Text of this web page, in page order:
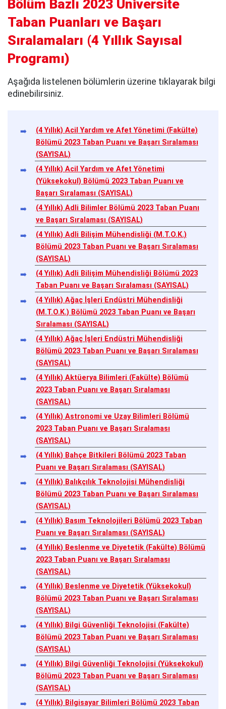
Bölüm Bazlı 2023 Üniversite
Taban Puanları ve Başarı
Sıralamaları (4 Yıllık Sayısal
Programı)
Aşağıda listelenen bölümlerin üzerine tıklayarak bilgi
edinebilirsiniz.
(4 Yıllık) Acil Yardım ve Afet Yönetimi (Fakülte)
Bölümü 2023 Taban Puanı ve Başarı Sıralaması
(SAYISAL)
(4 Yıllık) Acil Yardım ve Afet Yönetimi
(Yüksekokul) Bölümü 2023 Taban Puanı ve
Başarı Sıralaması (SAYISAL)
(4 Yıllık) Adli Bilimler Bölümü 2023 Taban Puanı
ve Başarı Sıralaması (SAYISAL)
(4 Yıllık) Adli Bilişim Mühendisliği (M.T.O.K.)
Bölümü 2023 Taban Puanı ve Başarı Sıralaması
(SAYISAL)
(4 Yıllık) Adli Bilişim Mühendisliği Bölümü 2023
Taban Puanı ve Başarı Sıralaması (SAYISAL)
(4 Yıllık) Ağaç İşleri Endüstri Mühendisliği
(M.T.O.K.) Bölümü 2023 Taban Puanı ve Başarı
Sıralaması (SAYISAL)
(4 Yıllık) Ağaç İşleri Endüstri Mühendisliği
Bölümü 2023 Taban Puanı ve Başarı Sıralaması
(SAYISAL)
(4 Yıllık) Aktüerya Bilimleri (Fakülte) Bölümü
2023 Taban Puanı ve Başarı Sıralaması
(SAYISAL)
(4 Yıllık) Astronomi ve Uzay Bilimleri Bölümü
2023 Taban Puanı ve Başarı Sıralaması
(SAYISAL)
(4 Yıllık) Bahçe Bitkileri Bölümü 2023 Taban
Puanı ve Başarı Sıralaması (SAYISAL)
(4 Yıllık) Balıkçılık Teknolojisi Mühendisliği
Bölümü 2023 Taban Puanı ve Başarı Sıralaması
(SAYISAL)
(4 Yıllık) Basım Teknolojileri Bölümü 2023 Taban
Puanı ve Başarı Sıralaması (SAYISAL)
(4 Yıllık) Beslenme ve Diyetetik (Fakülte) Bölümü
2023 Taban Puanı ve Başarı Sıralaması
(SAYISAL)
(4 Yıllık) Beslenme ve Diyetetik (Yüksekokul)
Bölümü 2023 Taban Puanı ve Başarı Sıralaması
(SAYISAL)
(4 Yıllık) Bilgi Güvenliği Teknolojisi (Fakülte)
Bölümü 2023 Taban Puanı ve Başarı Sıralaması
(SAYISAL)
(4 Yıllık) Bilgi Güvenliği Teknolojisi (Yüksekokul)
Bölümü 2023 Taban Puanı ve Başarı Sıralaması
(SAYISAL)
(4 Yıllık) Bilgisayar Bilimleri Bölümü 2023 Taban